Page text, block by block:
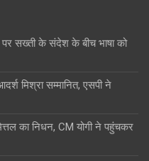
सख्ती के संदेश के बीच भाषा को
मिश्रा सम्मानित, एसपी ने
का निधन, CM योगी ने पहुंचकर